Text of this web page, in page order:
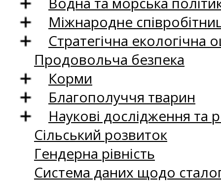
Міжнародне
Стратегічна екологічна
Продовольча безпека
Корми
Благополуччя тварин
Наукові дослідження та
Сільський розвиток
Гендерна рівність
Система даних щодо